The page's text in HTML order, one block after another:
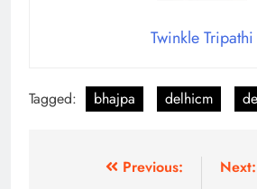
Twinkle Tripathi
Tagged: bhajpa delhicm
Previous:
Next: